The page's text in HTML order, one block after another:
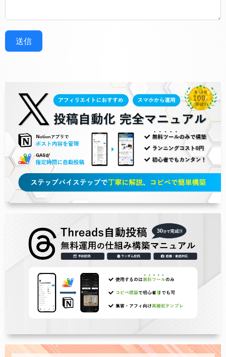
送信